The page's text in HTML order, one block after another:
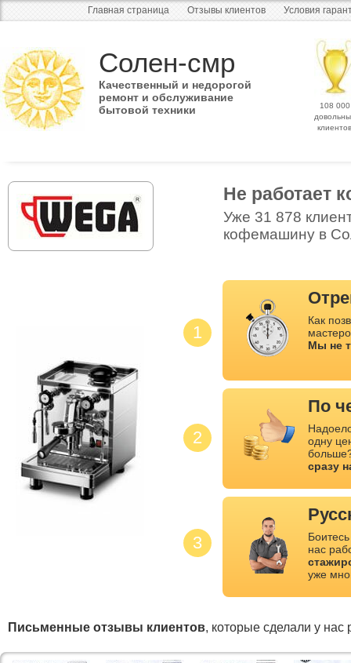
Главная страница Отзывы клиентов Условия
Солен-смр
Качественный и недорогой
ремонт и обслуживание
бытовой техники
108 000
клиентов
Не работает
Уже 31 878
кофемашину в
1
2
3
Как
Мы не
По
одну
сразу
нас
уже
Письменные отзывы клиентов, которые сделали у нас